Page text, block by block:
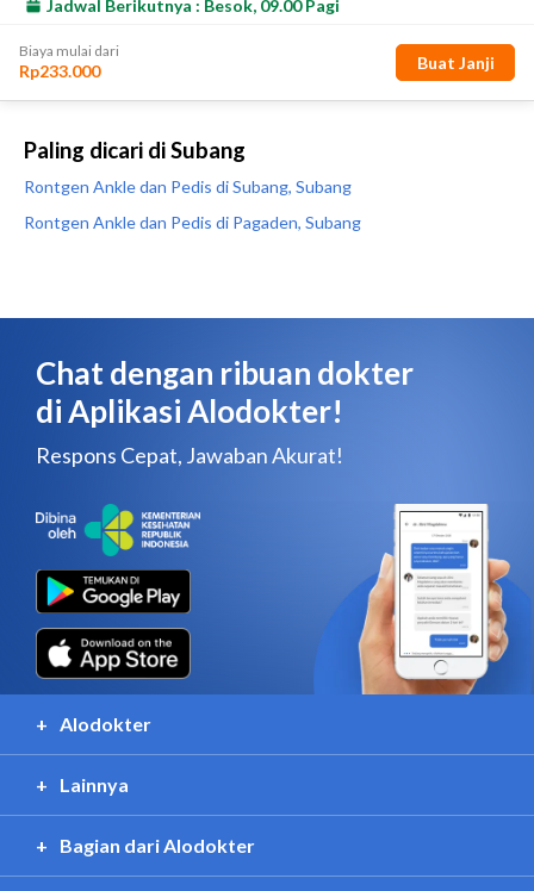
Paling dicari di Subang
Rontgen Ankle dan Pedis di Subang, Subang
Rontgen Ankle dan Pedis di Pagaden, Subang